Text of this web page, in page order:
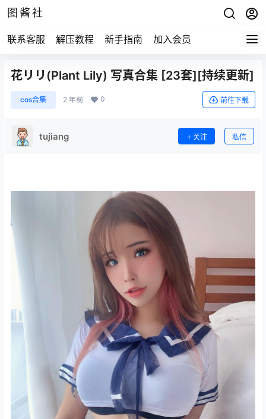
图酱社
联系客服 解压教程 新手指南 加入会员
花リリ(Plant Lily) 写真合集 [23套][持续更新]
cos合集 2 年前 0 前往下载
tujiang 关注 私信